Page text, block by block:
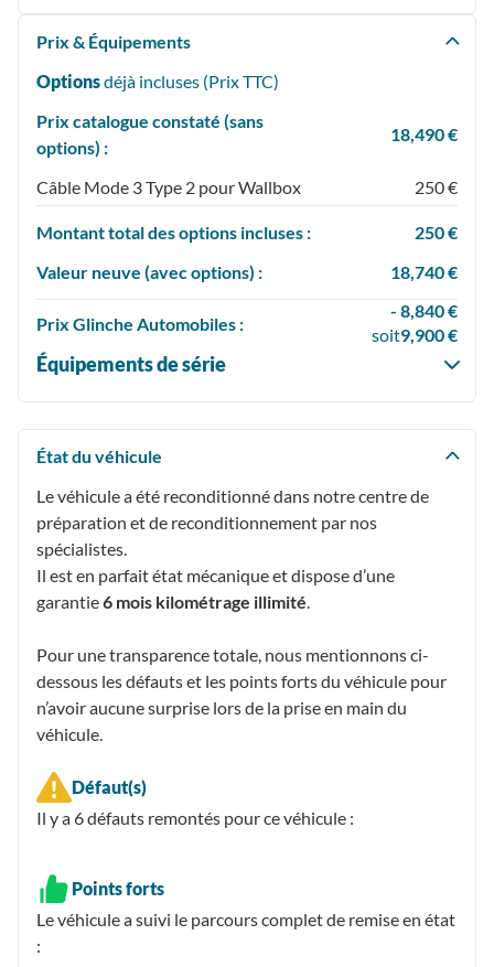
Prix & Équipements
Optionsdéjà incluses (PrixTTC)
Prix catalogue constaté (sans
options) :
18,490 €
Câble Mode 3 Type 2 pour Wallbox 250 €
Montant total des options incluses :
250 €
Valeur neuve (avec options) :
18,740 €
Prix Glinche Automobiles :
- 8,840 €
soit9,900 €
Équipements de série
État du véhicule
Le véhicule a été reconditionné dans notre centre de
préparation et de reconditionnement par nos
spécialistes.
Il est en parfait état mécanique et dispose d’une
garantie6 mois kilométrage illimité.
Pour une transparence totale, nous mentionnons ci-
dessous les défauts et les points forts du véhicule pour
n’avoir aucune surprise lors de la prise en main du
véhicule.
Défaut(s)
Il y a 6défauts remontés pour ce véhicule :
Points forts
Le véhicule a suivi le parcours complet de remise en état
: